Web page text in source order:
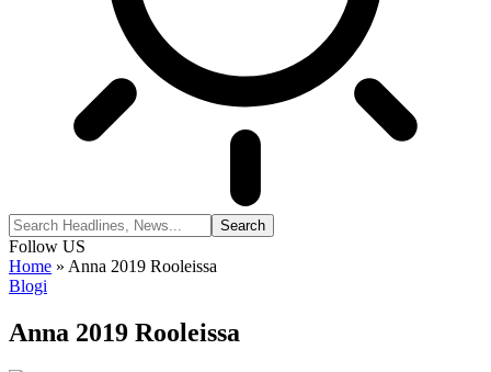
Follow US
Home » Anna 2019 Rooleissa
Blogi
Anna 2019 Rooleissa